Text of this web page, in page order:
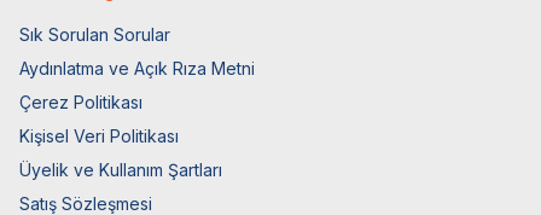
Sık Sorulan Sorular
Aydınlatma ve Açık Rıza Metni
Çerez Politikası
Kişisel Veri Politikası
Üyelik ve Kullanım Şartları
Satış Sözleşmesi